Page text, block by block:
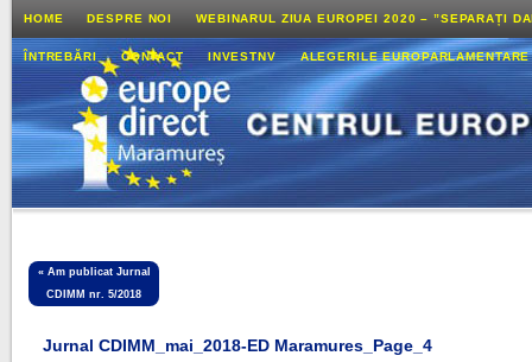
HOME DESPRE NOI WEBINARUL ZIUA EUROPEI 2020 – ”SEPARAȚI
ÎNTREBĂRI CONTACT INVESTNV ALEGERILE
« Am publicat Jurnal
CDIMM nr. 5/2018
Jurnal CDIMM_mai_2018-ED Maramures_Page_4